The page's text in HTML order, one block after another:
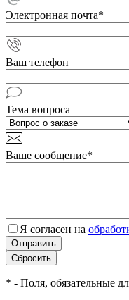
Электронная почта*
Ваш телефон
Тема вопроса
Ваше сообщение*
Я согласен на
* - Поля, обязательные